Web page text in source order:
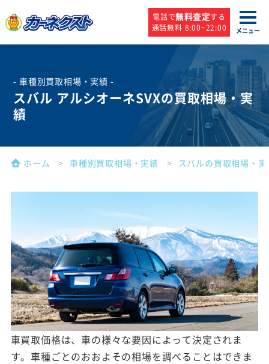
電話で無料査定する
通話無料 8:00~22:00
メニュー
- 車種別買取相場・実績 -
スバル アルシオーネSVXの買取相場・実
績
ホーム 車種別買取相場・実績 スバルの買取相場・
車買取価格は、車の様々な要因によって決定されま
す。車種ごとのおおよその相場を調べることはできま